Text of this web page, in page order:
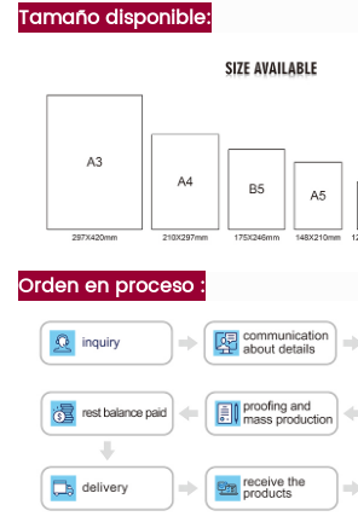
Tamaño disponible:
Orden en proceso :